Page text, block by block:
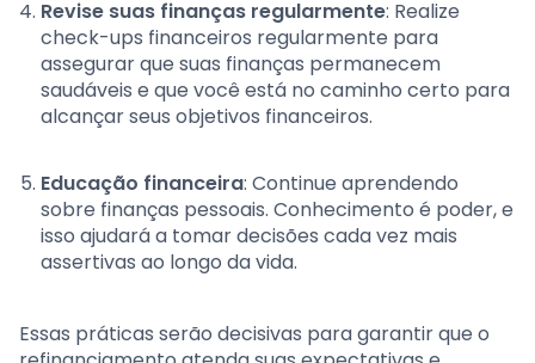
Revise suas finanças regularmente: Realize
check-ups financeiros regularmente para
assegurar que suas finanças permanecem
saudáveis e que você está no caminho certo para
alcançar seus objetivos financeiros.
Educação financeira: Continue aprendendo
sobre finanças pessoais. Conhecimento é poder, e
isso ajudará a tomar decisões cada vez mais
assertivas ao longo da vida.
Essas práticas serão decisivas para garantir que o